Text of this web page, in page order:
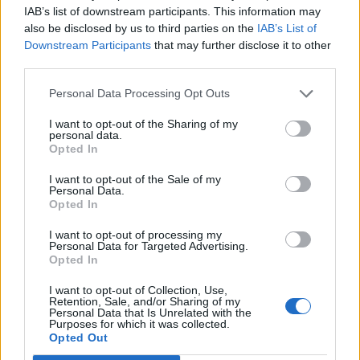
IAB’s list of downstream participants. This information may
also be disclosed by us to third parties on the IAB’s List of
Downstream Participants that may further disclose it to other
Personal Data Processing Opt Outs
I want to opt-out of the Sharing of my
personal data.
Opted In
I want to opt-out of the Sale of my
Personal Data.
Opted In
I want to opt-out of processing my
Personal Data for Targeted Advertising.
Opted In
I want to opt-out of Collection, Use,
Retention, Sale, and/or Sharing of my
Personal Data that Is Unrelated with the
Purposes for which it was collected.
Opted Out
ΕΙΔΗΣΕΙΣ 06 Αυγούστου 2026
με αναφορές για βιασμό, σύμφωνα με την ΠΟΕΔΗΝ
ΕΙΔΗΣΕΙΣ 06 Αυγούστου 2026 15:54
FDA: Ενέκρινε το πρώτο εμβόλιο mRNA κατά της